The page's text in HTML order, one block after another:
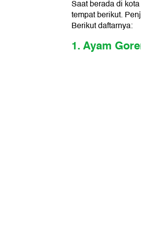
Saat berada di
tempat berikut.
Berikut daftarnya:
1. Ayam